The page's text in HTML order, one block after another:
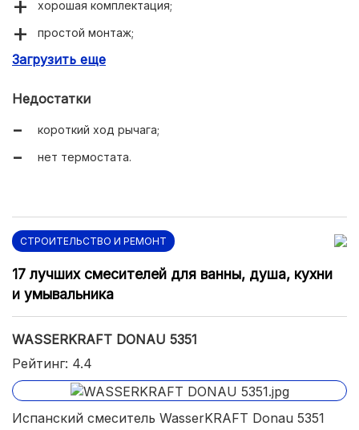
хорошая комплектация;
простой монтаж;
демократичная цена.
Загрузить еще
Недостатки
короткий ход рычага;
нет термостата.
СТРОИТЕЛЬСТВО И РЕМОНТ
17 лучших смесителей для ванны, душа, кухни
и умывальника
WASSERKRAFT DONAU 5351
Рейтинг: 4.4
Испанский смеситель WasserKRAFT Donau 5351